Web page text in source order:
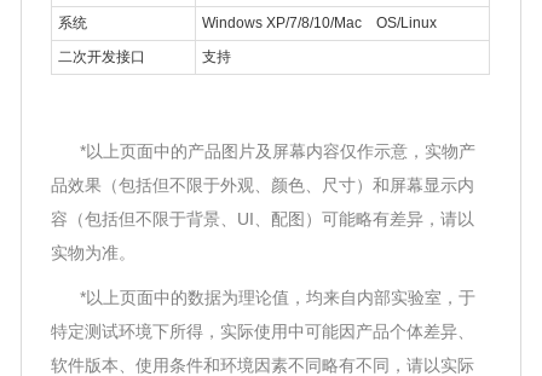
系统
Windows XP/7/8/10/Mac OS/Linux
二次开发接口
支持
*以上页面中的产品图片及屏幕内容仅作示意，实物产
品效果（包括但不限于外观、颜色、尺寸）和屏幕显示内
容（包括但不限于背景、UI、配图）可能略有差异，请以
实物为准。
*以上页面中的数据为理论值，均来自内部实验室，于
特定测试环境下所得，实际使用中可能因产品个体差异、
软件版本、使用条件和环境因素不同略有不同，请以实际